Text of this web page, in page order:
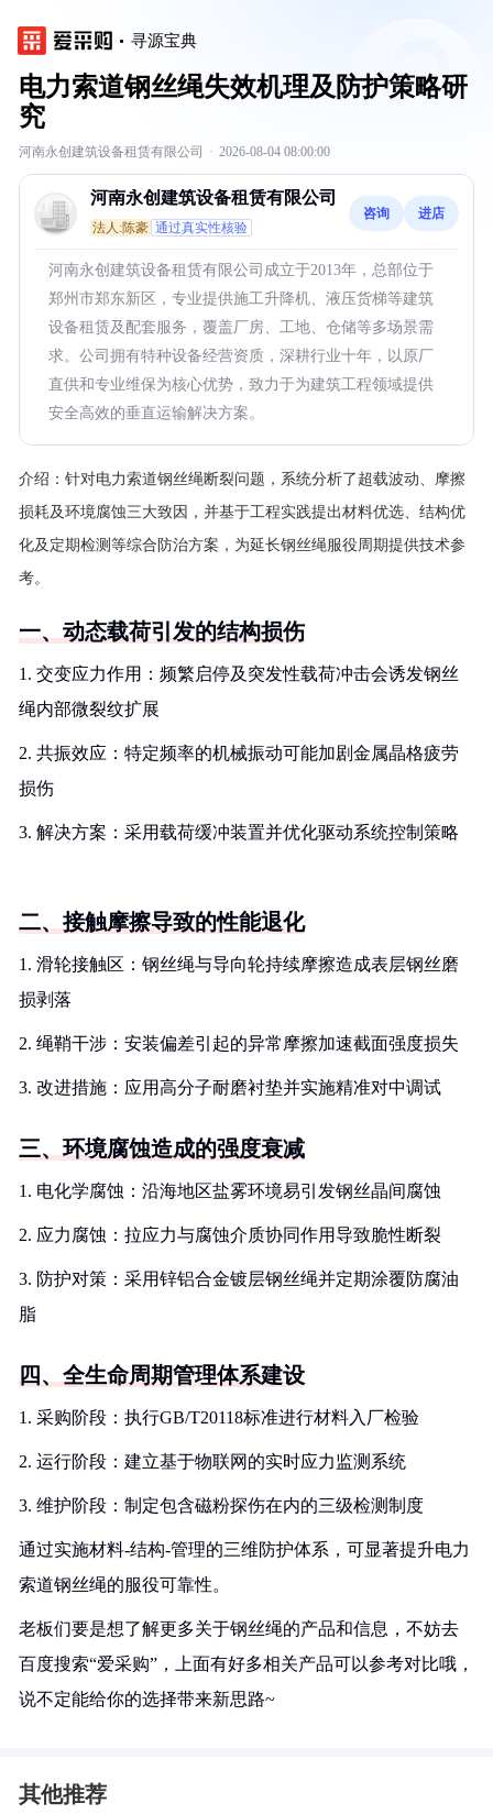
寻源宝典
电力索道钢丝绳失效机理及防护策略研
究
河南永创建筑设备租赁有限公司 · 2026-08-04 08:00:00
河南永创建筑设备租赁有限公司
法人:陈豪 通过真实性核验
咨询 进店
河南永创建筑设备租赁有限公司成立于2013年，总部位于
郑州市郑东新区，专业提供施工升降机、液压货梯等建筑
设备租赁及配套服务，覆盖厂房、工地、仓储等多场景需
求。公司拥有特种设备经营资质，深耕行业十年，以原厂
直供和专业维保为核心优势，致力于为建筑工程领域提供
安全高效的垂直运输解决方案。
介绍： 针对电力索道钢丝绳断裂问题，系统分析了超载波动、摩擦
损耗及环境腐蚀三大致因，并基于工程实践提出材料优选、结构优
化及定期检测等综合防治方案，为延长钢丝绳服役周期提供技术参
考。
一、动态载荷引发的结构损伤
1. 交变应力作用：频繁启停及突发性载荷冲击会诱发钢丝
绳内部微裂纹扩展
2. 共振效应：特定频率的机械振动可能加剧金属晶格疲劳
损伤
3. 解决方案：采用载荷缓冲装置并优化驱动系统控制策略
二、接触摩擦导致的性能退化
1. 滑轮接触区：钢丝绳与导向轮持续摩擦造成表层钢丝磨
损剥落
2. 绳鞘干涉：安装偏差引起的异常摩擦加速截面强度损失
3. 改进措施：应用高分子耐磨衬垫并实施精准对中调试
三、环境腐蚀造成的强度衰减
1. 电化学腐蚀：沿海地区盐雾环境易引发钢丝晶间腐蚀
2. 应力腐蚀：拉应力与腐蚀介质协同作用导致脆性断裂
3. 防护对策：采用锌铝合金镀层钢丝绳并定期涂覆防腐油
脂
四、全生命周期管理体系建设
1. 采购阶段：执行GB/T20118标准进行材料入厂检验
2. 运行阶段：建立基于物联网的实时应力监测系统
3. 维护阶段：制定包含磁粉探伤在内的三级检测制度
通过实施材料-结构-管理的三维防护体系，可显著提升电力
索道钢丝绳的服役可靠性。
老板们要是想了解更多关于钢丝绳的产品和信息，不妨去
百度搜索“爱采购”，上面有好多相关产品可以参考对比哦，
说不定能给你的选择带来新思路~
其他推荐